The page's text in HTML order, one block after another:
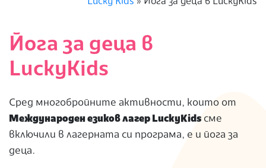
Y
K
I
D
S
Йога за деца в
LuckyKids
Сред многобройните активности, които от
Международен езиков лагер LuckyKids сме
включили в лагерната си програма, е и йога за
деца.